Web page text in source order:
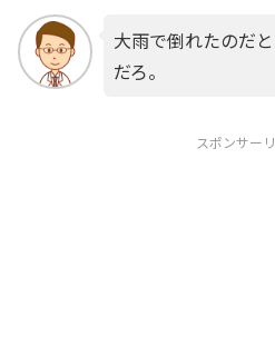
大雨で倒れたのだ
だろ。
スポンサー